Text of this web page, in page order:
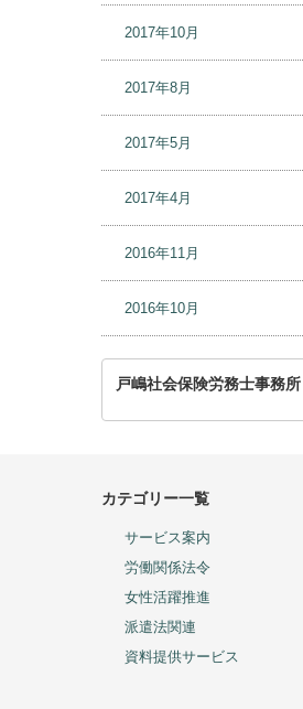
2017年10月
2017年8月
2017年5月
2017年4月
2016年11月
2016年10月
戸嶋社会保険労務士事務所
カテゴリー一覧
サービス案内
労働関係法令
女性活躍推進
派遣法関連
資料提供サービス